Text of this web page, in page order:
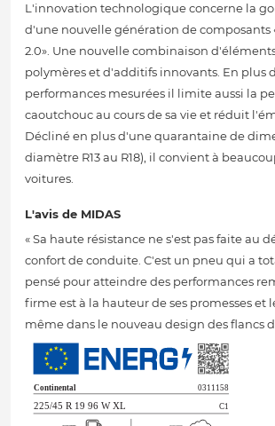
L'innovation technologique concerne la
d'une nouvelle génération de composants
2.0». Une nouvelle combinaison
polymères et d'additifs innovants. En plus
performances mesurées il limite aussi la
caoutchouc au cours de sa vie et réduit
Décliné en plus d'une quarantaine de
diamètre R13 au R18), il convient à
voitures.
L'avis de MIDAS
« Sa haute résistance ne s'est pas faite au
confort de conduite. C'est un pneu qui a
pensé pour atteindre des performances
firme est à la hauteur de ses promesses et
même dans le nouveau design des flancs